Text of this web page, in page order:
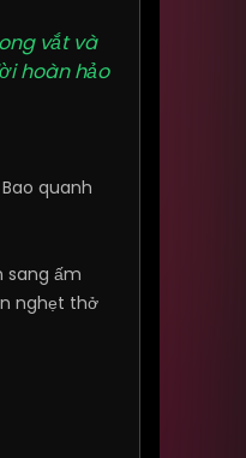
vắt và
hoàn hảo
quanh
sang ấm
nghẹt thở